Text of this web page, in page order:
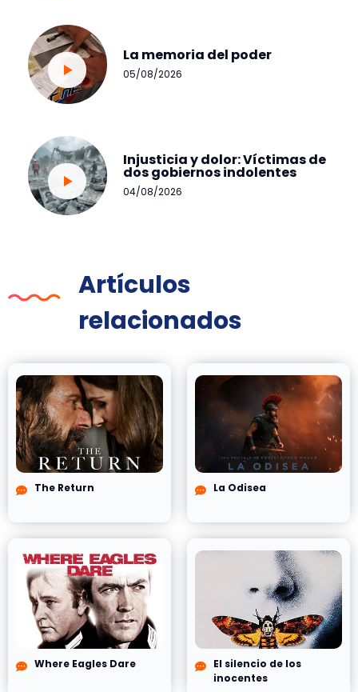
La memoria del poder
05/08/2026
Injusticia y dolor: Víctimas de
dos gobiernos indolentes
04/08/2026
Artículos
relacionados
The Return La Odisea
Where Eagles Dare
El silencio de los
inocentes